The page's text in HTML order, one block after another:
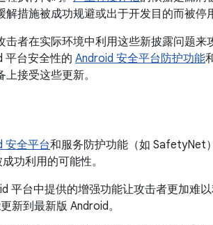
解措施被成功规避或出于开发目的而被停
击者在实际环境中利用这些新披露问题来
平台安全性的 Android 安全平台防护功能
接受这些更新。
安全平台和服务防护功能（如 SafetyNet
功利用的可能性。
平台中提供的增强功能让攻击者更加难
新到最新版 Android。